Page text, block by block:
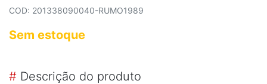
COD: 201338090040-RUMO1989
Sem estoque
# Descrição do produto